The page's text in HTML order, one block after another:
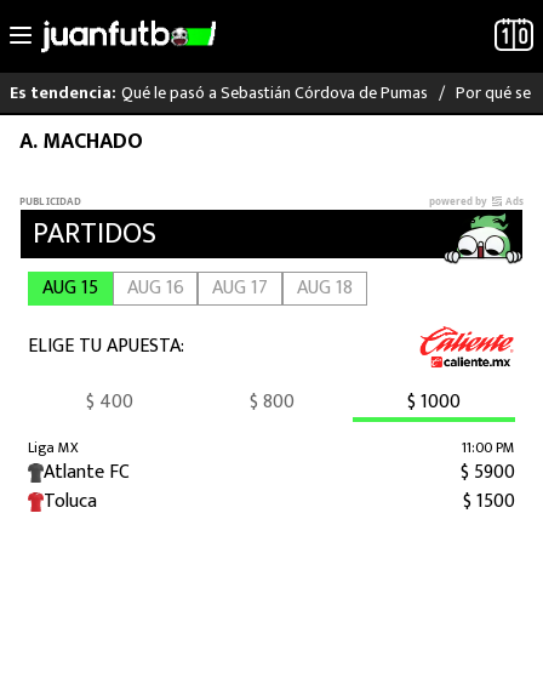
Saltar
Es tendencia: Qué le pasó a Sebastián Córdova de Pumas Por qué se
LO ÚLTIMO
LIGA MX
RAYADOS
ATLANTE
SELECCIÓN MEXICANA
FUTBOL INTERNACIONAL
A. MACHADO